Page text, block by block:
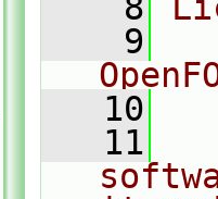
    9
   10
   11